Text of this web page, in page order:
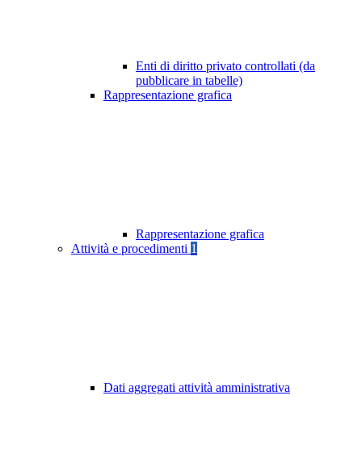
Enti di diritto privato controllati (da
pubblicare in tabelle)
Rappresentazione grafica
Rappresentazione grafica
Attività e procedimenti 1
Dati aggregati attività amministrativa